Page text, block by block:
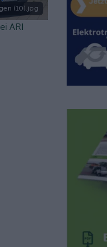
(10).jpg
ARI